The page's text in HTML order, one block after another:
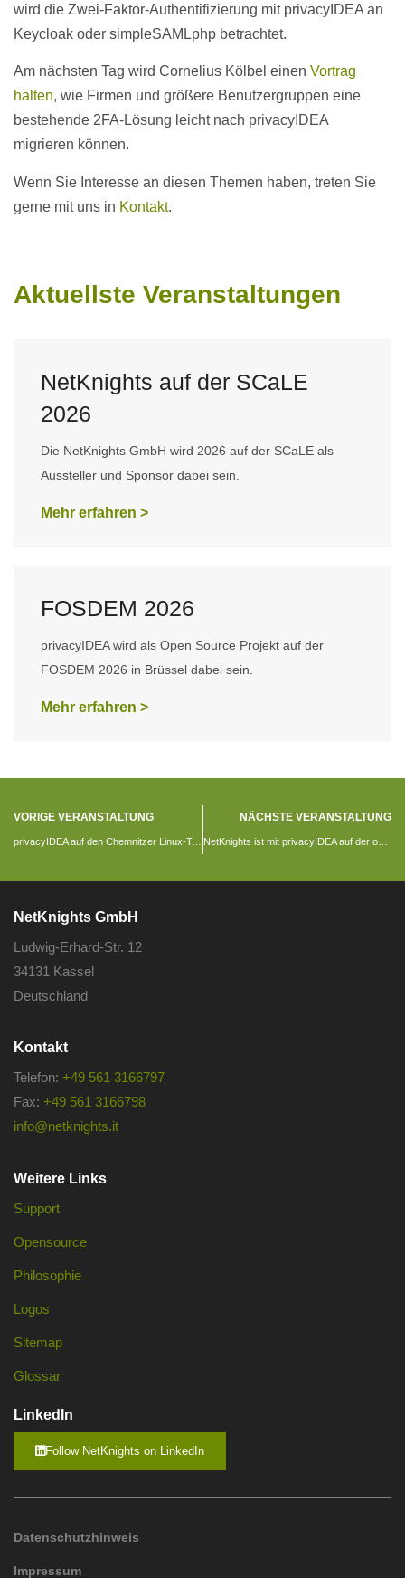
wird die Zwei-Faktor-Authentifizierung mit privacyIDEA an
Keycloak oder simpleSAMLphp betrachtet.
Am nächsten Tag wird Cornelius Kölbel einen Vortrag
halten, wie Firmen und größere Benutzergruppen eine
bestehende 2FA-Lösung leicht nach privacyIDEA
migrieren können.
Wenn Sie Interesse an diesen Themen haben, treten Sie
gerne mit uns in Kontakt.
Aktuellste Veranstaltungen
NetKnights auf der SCaLE
2026
Die NetKnights GmbH wird 2026 auf der SCaLE als
Aussteller und Sponsor dabei sein.
Mehr erfahren >
FOSDEM 2026
privacyIDEA wird als Open Source Projekt auf der
FOSDEM 2026 in Brüssel dabei sein.
Mehr erfahren >
VORIGE VERANSTALTUNG
privacyIDEA auf den Chemnitzer Linux-Tagen
NÄCHSTE VERANSTALTUNG
NetKnights ist mit privacyIDEA auf der ownCloud Conference
NetKnights GmbH
Ludwig-Erhard-Str. 12
34131 Kassel
Deutschland
Kontakt
Telefon: +49 561 3166797
Fax: +49 561 3166798
info@netknights.it
Weitere Links
Support
Opensource
Philosophie
Logos
Sitemap
Glossar
LinkedIn
Follow NetKnights on LinkedIn
Datenschutzhinweis
Impressum